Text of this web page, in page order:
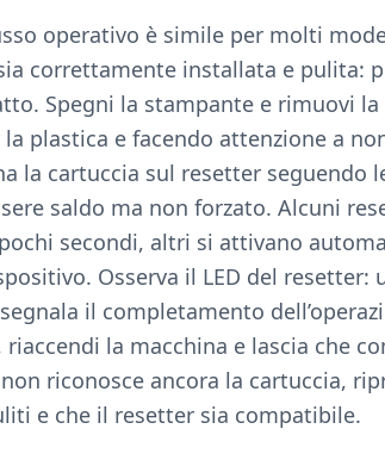
operativo è simile per molti
correttamente installata e pulita:
Spegni la stampante e rimuovi la
plastica e facendo attenzione a
la cartuccia sul resetter seguendo
saldo ma non forzato. Alcuni
secondi, altri si attivano
Osserva il LED del resetter:
il completamento
la macchina e lascia che
riconosce ancora la cartuccia,
e che il resetter sia compatibile.